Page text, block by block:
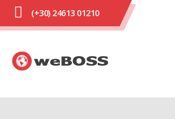
(+30) 24613 01210